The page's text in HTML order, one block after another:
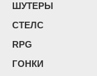
ШУТЕРЫ
СТЕЛС
RPG
ГОНКИ